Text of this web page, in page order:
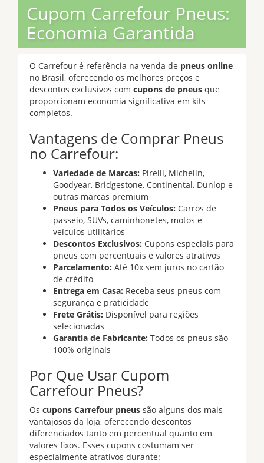
Cupom Carrefour Pneus:
Economia Garantida
O Carrefour é referência na venda de pneus online
no Brasil, oferecendo os melhores preços e
descontos exclusivos com cupons de pneus que
proporcionam economia significativa em kits
completos.
Vantagens de Comprar Pneus
no Carrefour:
Variedade de Marcas: Pirelli, Michelin,
Goodyear, Bridgestone, Continental, Dunlop e
outras marcas premium
Pneus para Todos os Veículos: Carros de
passeio, SUVs, caminhonetes, motos e
veículos utilitários
Descontos Exclusivos: Cupons especiais para
pneus com percentuais e valores atrativos
Parcelamento: Até 10x sem juros no cartão
de crédito
Entrega em Casa: Receba seus pneus com
segurança e praticidade
Frete Grátis: Disponível para regiões
selecionadas
Garantia de Fabricante: Todos os pneus são
100% originais
Por Que Usar Cupom
Carrefour Pneus?
Os cupons Carrefour pneus são alguns dos mais
vantajosos da loja, oferecendo descontos
diferenciados tanto em percentual quanto em
valores fixos. Esses cupons costumam ser
especialmente atrativos durante: